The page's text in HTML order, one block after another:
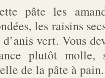
pâte les
les raisins
vert. Vous
plutôt molle,
de la pâte à pain.